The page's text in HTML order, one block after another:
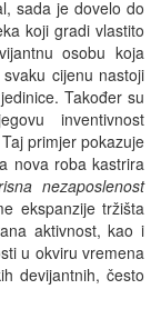
sada je dovelo do
koji gradi vlastito
osobu koja
cijenu nastoji
Također su
inventivnost
primjer pokazuje
nova roba kastrira
nezaposlenost
ekspanzije tržišta
aktivnost, kao i
u okviru vremena
devijantnih, često